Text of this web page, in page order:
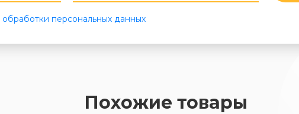
обработки персональных данных
Похожие товары